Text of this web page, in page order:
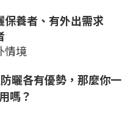
保養者、有外出需求
情境
曬各有優勢，那麼你一
嗎？